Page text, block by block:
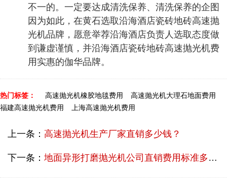
不一的。一定要达成清洗保养、清洗保养的企图
因为如此，在黄石选取沿海酒店瓷砖地砖高速抛
光机品牌，愿意举荐沿海酒店负责人选取态度做
到谦虚谨慎，并沿海酒店瓷砖地砖高速抛光机费
用实惠的伽华品牌。
热门标签： 高速抛光机橡胶地毯费用
高速抛光机大理石地面费用
福建高速抛光机费用
上海高速抛光机费用
上一条： 高速抛光机生产厂家直销多少钱？
下一条： 地面异形打磨抛光机公司直销费用标准多少？